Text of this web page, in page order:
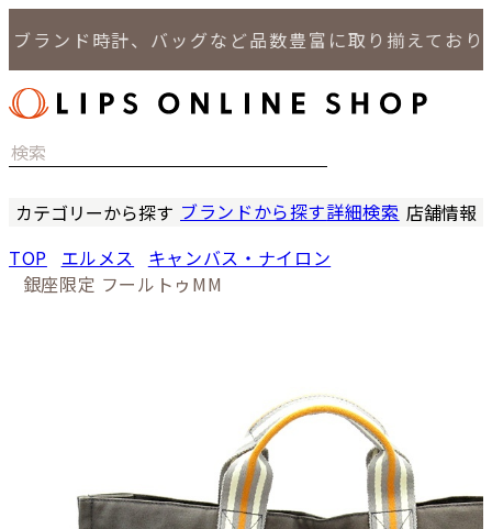
ランド時計、バッグなど品数豊富に取り揃えており
カテゴリーから探す
バッグ
小物
ブランドから探す詳細検索 店舗情報
TOP エルメス
キャンバス・ナイロン
銀座限定 フールトゥMM